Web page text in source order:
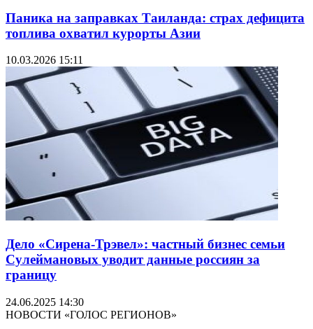
Паника на заправках Таиланда: страх дефицита
топлива охватил курорты Азии
10.03.2026 15:11
Дело «Сирена-Трэвел»: частный бизнес семьи
Сулеймановых уводит данные россиян за
границу
24.06.2025 14:30
НОВОСТИ «ГОЛОС РЕГИОНОВ»